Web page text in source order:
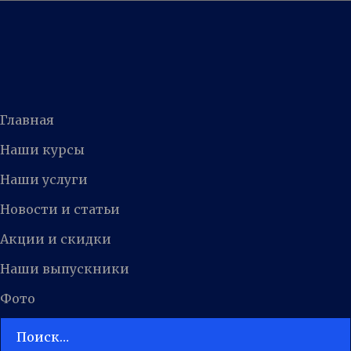
Главная
Наши курсы
Наши услуги
Новости и статьи
Акции и скидки
Наши выпускники
Фото